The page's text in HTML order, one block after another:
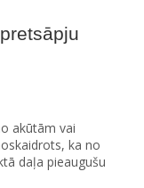
akūtām vai
ka no
daļa pieaugušu